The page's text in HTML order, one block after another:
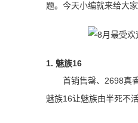
题。今天小编就来给大
1. 魅族16
首销售罄、2698真
魅族16让魅族由半死不